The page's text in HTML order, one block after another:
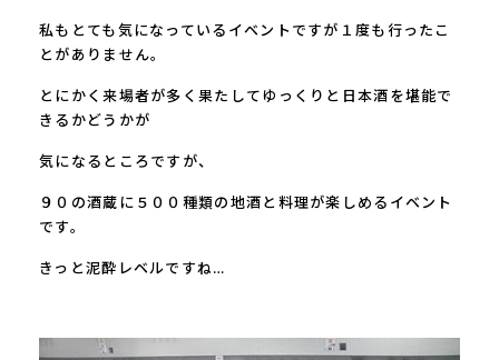
私もとても気になっているイベントですが１度も行ったこ
とがありません。
とにかく来場者が多く果たしてゆっくりと日本酒を堪能で
きるかどうかが
気になるところですが、
９０の酒蔵に５００種類の地酒と料理が楽しめるイベント
です。
きっと泥酔レベルですね…